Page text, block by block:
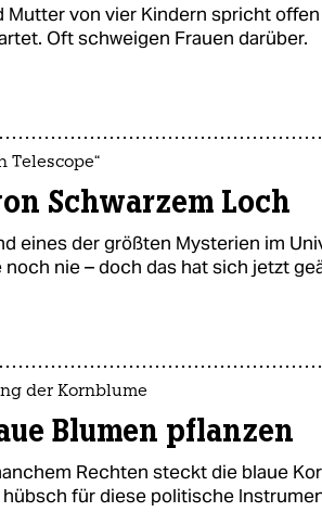
Mutter von vier Kindern spricht
Oft schweigen Frauen darüber.
Telescope“
Schwarzem Loch
eines der größten Mysterien im
noch nie – doch das hat sich jetzt
der Kornblume
Blumen pflanzen
Rechten steckt die blaue
für diese politische